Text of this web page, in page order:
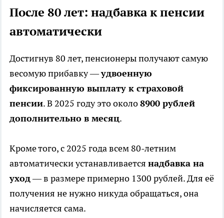
После 80 лет: надбавка к пенсии
автоматически
Достигнув 80 лет, пенсионеры получают самую
весомую прибавку —удвоенную
фиксированную выплату к страховой
пенсии. В 2025 году это около8900 рублей
дополнительно в месяц.
Кроме того, с 2025 года всем 80-летним
автоматически устанавливается надбавка на
уход— в размере примерно 1300 рублей. Для её
получения не нужно никуда обращаться, она
начисляется сама.